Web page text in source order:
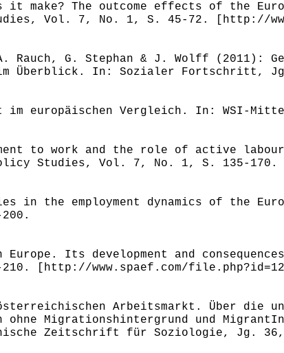
make? The outcome effects of the
Vol. 7, No. 1, S. 45-72. [http://
G. Stephan & J. Wolff (2011):
im Überblick. In: Sozialer Fortschritt,
im europäischen Vergleich. In: WSI-
to work and the role of active
Studies, Vol. 7, No. 1, S. 135-170.
in the employment dynamics of the
Europe. Its development and
[http://www.spaef.com/
Arbeitsmarkt. Über die
Migrationshintergrund und
Zeitschrift für Soziologie, Jg.